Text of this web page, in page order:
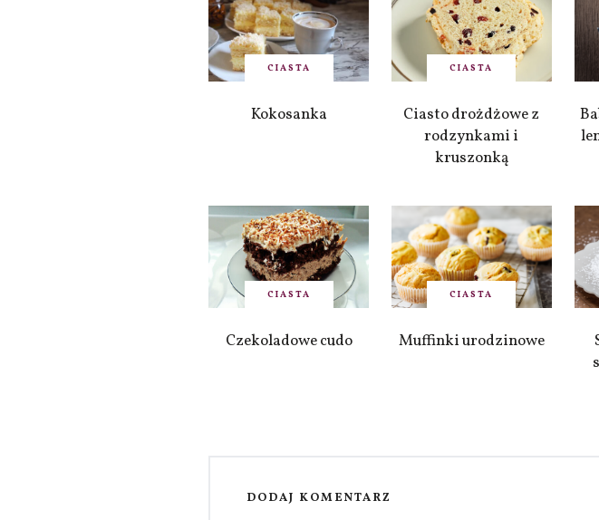
CIASTA
Kokosanka
CIASTA
Ciasto drożdżowe z
rodzynkami i
kruszonką
CIASTA
Czekoladowe cudo
CIASTA
Muffinki urodzinowe
DODAJ KOMENTARZ